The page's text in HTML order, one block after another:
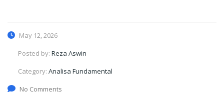
May 12, 2026
Posted by: Reza Aswin
Category: Analisa Fundamental
No Comments